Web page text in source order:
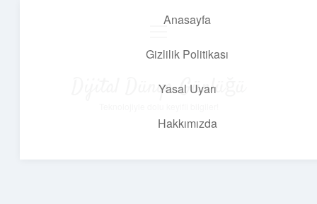
Anasayfa
Gizlilik Politikası
Yasal Uyarı
Hakkımızda
Dijital Dünya Günlüğü